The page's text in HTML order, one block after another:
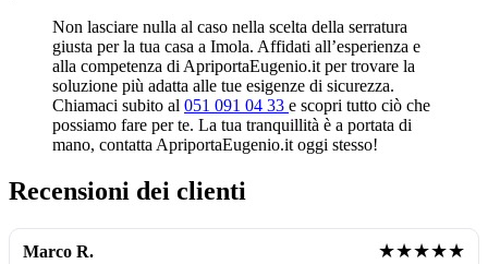
Non lasciare nulla al caso nella scelta della serratura
giusta per la tua casa a Imola. Affidati all’esperienza e
alla competenza di ApriportaEugenio.it per trovare la
soluzione più adatta alle tue esigenze di sicurezza.
Chiamaci subito al 051 091 04 33 e scopri tutto ciò che
possiamo fare per te. La tua tranquillità è a portata di
mano, contatta ApriportaEugenio.it oggi stesso!
Recensioni dei clienti
Marco R. ★★★★★